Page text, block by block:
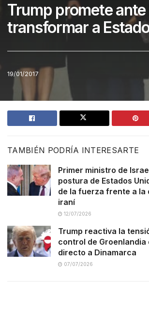
Trump promete
transformar a
19/01/2017
TAMBIÉN PODRÍA INTERESARTE
Primer ministro de
postura de Estados
de la fuerza frente a la
iraní
12/07/2026
Trump reactiva la
control de Groenlandia
directo a Dinamarca
07/07/2026